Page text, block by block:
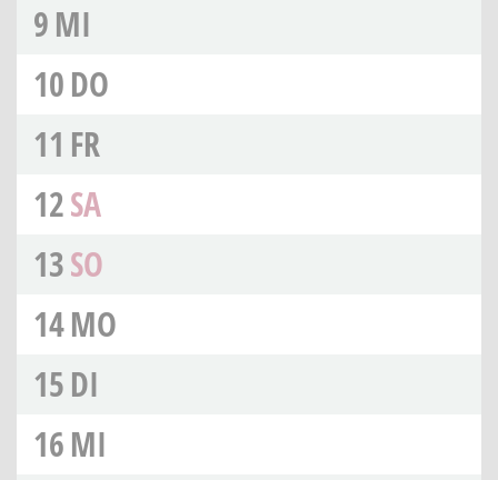
9MI
10DO
11 FR
12SA
13SO
14MO
15DI
16MI